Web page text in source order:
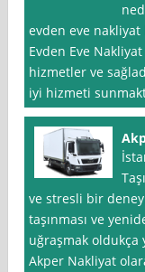
evden eve
Evden Eve
hizmetler ve
iyi hizmeti
ve stresli bir
taşınması ve
uğraşmak
Akper Nakliyat